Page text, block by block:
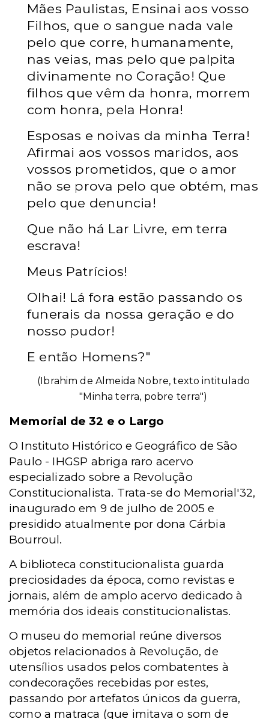
Mães Paulistas, Ensinai aos vosso
Filhos, que o sangue nada vale
pelo que corre, humanamente,
nas veias, mas pelo que palpita
divinamente no Coração! Que
filhos que vêm da honra, morrem
com honra, pela Honra!
Esposas e noivas da minha Terra!
Afirmai aos vossos maridos, aos
vossos prometidos, que o amor
não se prova pelo que obtém, mas
pelo que denuncia!
Que não há Lar Livre, em terra
escrava!
Meus Patrícios!
Olhai! Lá fora estão passando os
funerais da nossa geração e do
nosso pudor!
E então Homens?"
(Ibrahim de Almeida Nobre, texto intitulado
"Minha terra, pobre terra")
Memorial de 32 e o Largo
O Instituto Histórico e Geográfico de São
Paulo - IHGSP abriga raro acervo
especializado sobre a Revolução
Constitucionalista. Trata-se do Memorial'32,
inaugurado em 9 de julho de 2005 e
presidido atualmente por dona Cárbia
Bourroul.
A biblioteca constitucionalista guarda
preciosidades da época, como revistas e
jornais, além de amplo acervo dedicado à
memória dos ideais constitucionalistas.
O museu do memorial reúne diversos
objetos relacionados à Revolução, de
utensílios usados pelos combatentes à
condecorações recebidas por estes,
passando por artefatos únicos da guerra,
como a matraca (que imitava o som de